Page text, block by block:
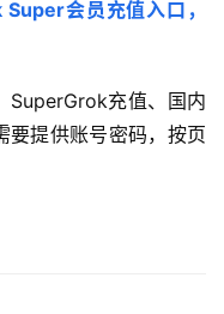
Super会员充值入口，
SuperGrok充值、国内
提供账号密码，按页